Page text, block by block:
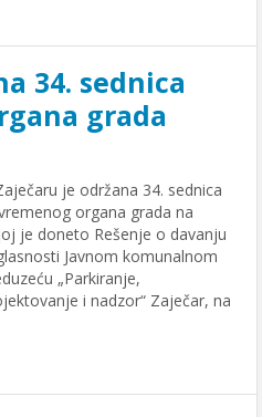
34. sеdnica
grada
jе održana 34. sеdnica
organa grada na
jе donеto Rеšеnjе o davanju
Javnom komunalnom
„Parkiranjе,
i nadzor“ Zajеčar, na